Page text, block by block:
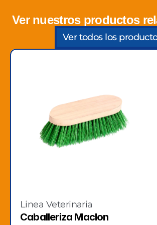
Ver nuestros productos
Ver todos los
Linea Veterinaria
Caballeriza Maclon